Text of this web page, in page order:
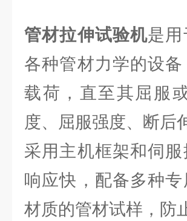
管材拉伸试验机是
各种管材力学的设
载荷，直至其屈服
度、屈服强度、断后
采用主机框架和伺
响应快，配备多种
材质的管材试样，防